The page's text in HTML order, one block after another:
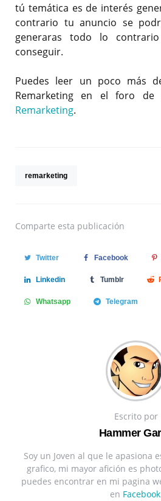
tú temática es de interés
contrario tu anuncio se
generaras todo lo
conseguir.
Puedes leer un poco más
Remarketing en el foro de
Remarketing.
remarketing
Comparte esta publicación
Twitter Facebook
Linkedin Tumblr
Whatsapp Telegram
Escrito por
Hammer
Soy un Joven al que le apasiona
grafico, mi mayor afición es
puedes encontrar en mi pagina
en Facebook